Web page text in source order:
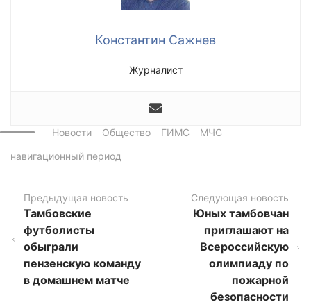
Константин Сажнев
Журналист
Новости Общество ГИМС
МЧС
навигационный период
Предыдущая новость
Тамбовские
футболисты
обыграли
пензенскую команду
в домашнем матче
Следующая новость
Юных тамбовчан
приглашают на
Всероссийскую
олимпиаду по
пожарной
безопасности